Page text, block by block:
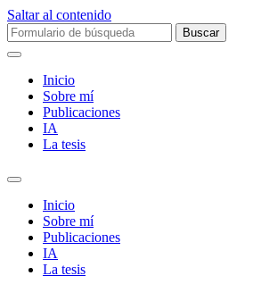
Saltar al contenido
Buscar:
Inicio
Sobre mí­
Publicaciones
IA
La tesis
Alternar
campo
búsqueda
Inicio
Sobre mí­
Publicaciones
IA
La tesis